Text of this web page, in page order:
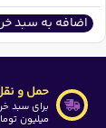
اضافه به سبد
حمل و
میلیون